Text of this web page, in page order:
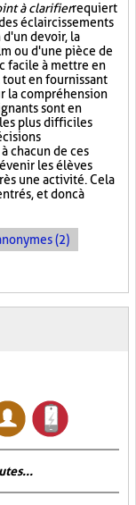
à clarifierrequiert
éclaircissements
d'un devoir, la
ou d'une pièce de
facile à mettre en
tout en fournissant
la compréhension
sont en
plus difficiles
chacun de ces
les élèves
une activité. Cela
et donc à
(2)